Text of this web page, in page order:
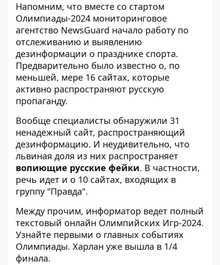
Напомним, что вместе со стартом
Олимпиады-2024 мониторинговое
агентство NewsGuard начало работу по
отслеживанию и выявлению
дезинформации о празднике спорта.
Предварительно было известно о, по
меньшей, мере 16 сайтах, которые
активно распространяют русскую
пропаганду.
Вообще специалисты обнаружили 31
ненадежный сайт, распространяющий
дезинформацию. И неудивительно, что
львиная доля из них распространяет
вопиющие русские фейки. В частности,
речь идет и о 10 сайтах, входящих в
группу "Правда".
Между прочим, информатор ведет полный
текстовый онлайн Олимпийских Игр-2024.
Узнайте первыми о главных событиях
Олимпиады. Харлан уже вышла в 1/4
финала.